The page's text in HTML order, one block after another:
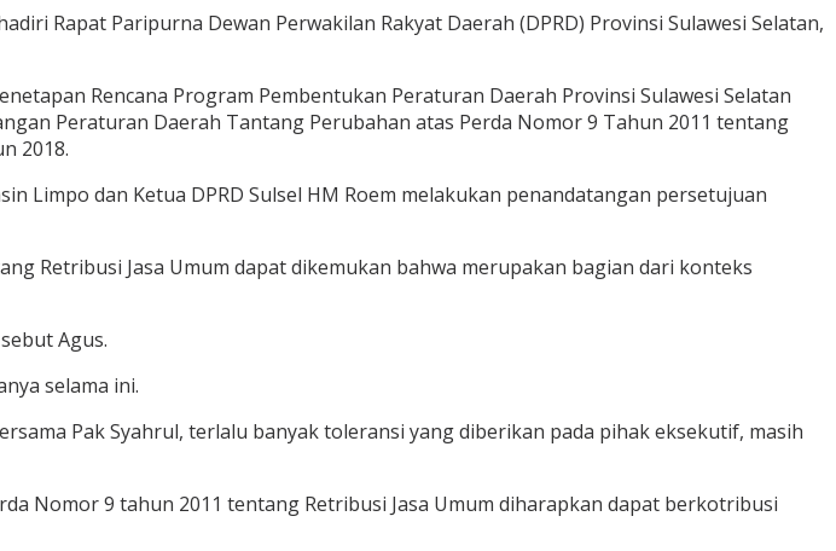
Rapat Paripurna Dewan Perwakilan Rakyat Daerah (DPRD) Provinsi Sulawesi Selatan,
Rencana Program Pembentukan Peraturan Daerah Provinsi Sulawesi Selatan
Peraturan Daerah Tantang Perubahan atas Perda Nomor 9 Tahun 2011 tentang
2018.
Limpo dan Ketua DPRD Sulsel HM Roem melakukan penandatangan persetujuan
Retribusi Jasa Umum dapat dikemukan bahwa merupakan bagian dari konteks
Agus.
selama ini.
Pak Syahrul, terlalu banyak toleransi yang diberikan pada pihak eksekutif, masih
Nomor 9 tahun 2011 tentang Retribusi Jasa Umum diharapkan dapat berkotribusi